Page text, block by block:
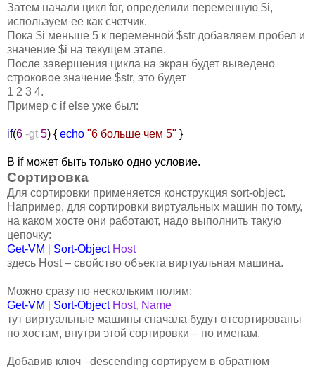
Затем начали цикл for, определили переменную $i,
используем ее как счетчик.
Пока $i меньше 5 к переменной $str добавляем пробел и
значение $i на текущем этапе.
После завершения цикла на экран будет выведено
строковое значение $str, это будет
1 2 3 4.
Пример с if else уже был:
if(6 -gt 5) { echo "6 больше чем 5" }
В if может быть только одно условие.
Сортировка
Для сортировки применяется конструкция sort-object.
Например, для сортировки виртуальных машин по тому,
на каком хосте они работают, надо выполнить такую
цепочку:
Get-VM
Sort-Object Host
здесь Host – свойство объекта виртуальная машина.
Можно сразу по нескольким полям:
Get-VM
Sort-Object Host, Name
тут виртуальные машины сначала будут отсортированы
по хостам, внутри этой сортировки – по именам.
Добавив ключ –descending сортируем в обратном